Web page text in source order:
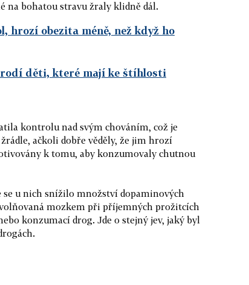
na bohatou stravu žraly klidně dál.
hrozí obezita méně, než když ho
děti, které mají ke štíhlosti
kontrolu nad svým chováním, což je
ačkoli dobře věděly, že jim hrozí
k tomu, aby konzumovaly chutnou
u nich snížilo množství dopaminových
mozkem při příjemných prožitcích
konzumací drog. Jde o stejný jev, jaký byl